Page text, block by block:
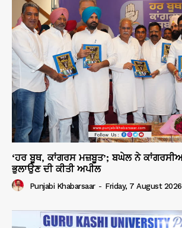
‘ਹਰ ਬੂਥ, ਕਾਂਗਰਸ ਮਜ਼ਬੂਤ’; ਬਘੇਲ ਨੇ
ਭੁਲਾਉਣ ਦੀ ਕੀਤੀ ਅਪੀਲ
Punjabi Khabarsaar - Friday, 7 August